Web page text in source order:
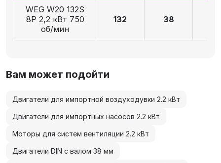
WEG W20 132S
8P 2,2 кВт 750
об/мин
132 38
Вам может подойти
Двигатели для импортной воздуходувки 2.2 кВт
Двигатели для импортных насосов 2.2 кВт
Моторы для систем вентиляции 2.2 кВт
Двигатели DIN с валом 38 мм